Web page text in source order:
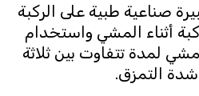
صناعية طبية على الركبة
أثناء المشي واستخدام
لمدة تتفاوت بين ثلاثة
التمزق.